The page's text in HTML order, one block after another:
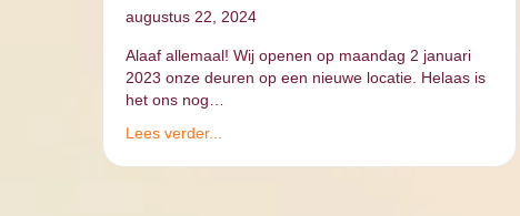
augustus 22, 2024
Alaaf allemaal! Wij openen op maandag 2 januari
2023 onze deuren op een nieuwe locatie. Helaas is
het ons nog…
Lees verder...